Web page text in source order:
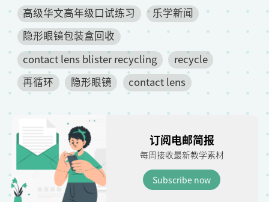
高级华文高年级口试练习
乐学新闻
隐形眼镜包装盒回收
contact lens blister recycling
recycle
再循环
隐形眼镜 contact lens
订阅电邮简报
每周接收最新教学素材
Subscribe now